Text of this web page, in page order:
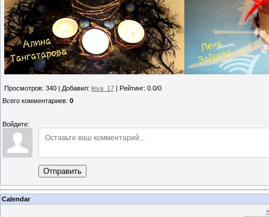
Просмотров: 340 Добавил: leva_17 Рейтинг: 0.0/0
Всего комментариев: 0
Войдите:
Отправить
Calendar
«